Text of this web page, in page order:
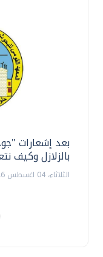
بعد إشعارات
بالزلازل وكيف
الثلاثاء، 04 اغسطس 2026 04:04 م